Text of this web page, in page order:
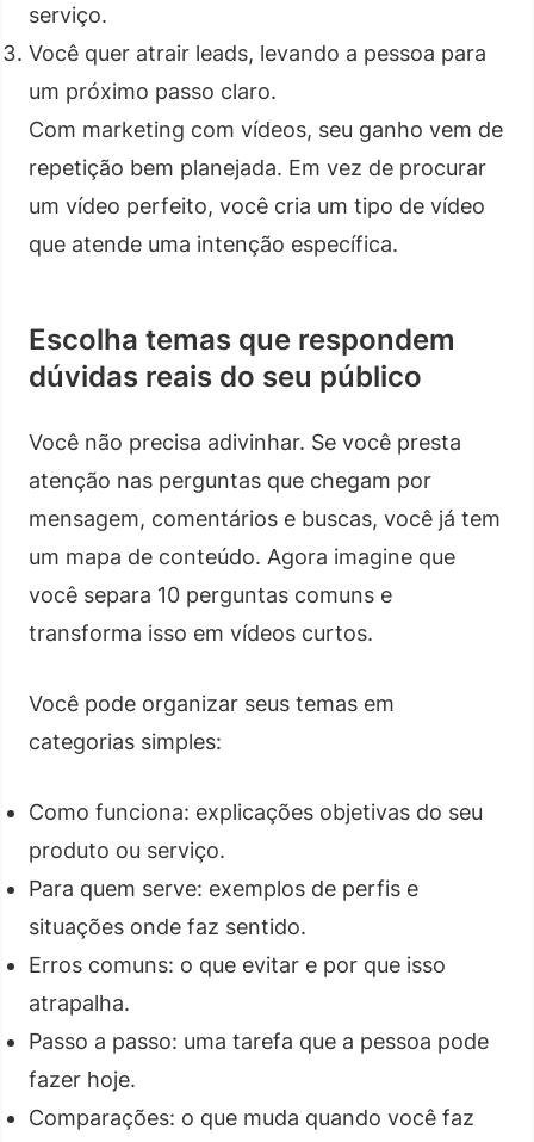
serviço.
Você quer atrair leads, levando a pessoa para
um próximo passo claro.
Com marketing com vídeos, seu ganho vem de
repetição bem planejada. Em vez de procurar
um vídeo perfeito, você cria um tipo de vídeo
que atende uma intenção específica.
Escolha temas que respondem
dúvidas reais do seu público
Você não precisa adivinhar. Se você presta
atenção nas perguntas que chegam por
mensagem, comentários e buscas, você já tem
um mapa de conteúdo. Agora imagine que
você separa 10 perguntas comuns e
transforma isso em vídeos curtos.
Você pode organizar seus temas em
categorias simples:
Como funciona: explicações objetivas do seu
produto ou serviço.
Para quem serve: exemplos de perfis e
situações onde faz sentido.
Erros comuns: o que evitar e por que isso
atrapalha.
Passo a passo: uma tarefa que a pessoa pode
fazer hoje.
Comparações: o que muda quando você faz